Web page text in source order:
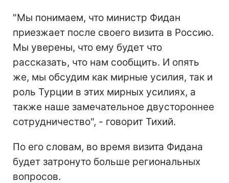
"Мы понимаем, что министр Фидан
приезжает после своего визита в Россию.
Мы уверены, что ему будет что
рассказать, что нам сообщить. И опять
же, мы обсудим как мирные усилия, так и
роль Турции в этих мирных усилиях, а
также наше замечательное двустороннее
сотрудничество", - говорит Тихий.
По его словам, во время визита Фидана
будет затронуто больше региональных
вопросов.